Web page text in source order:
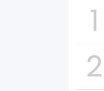
1
2